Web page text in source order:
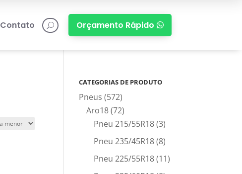
Contato U Orçamento Rápido 
CATEGORIAS DE PRODUTO
Pneus (572)
Aro18(72)
Pneu 215/55R18(3)
Pneu 235/45R18(8)
Pneu 225/55R18(11)